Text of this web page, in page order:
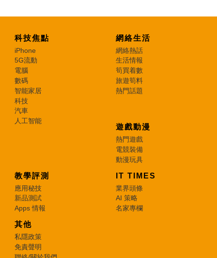
科技焦點
iPhone
5G流動
電腦
數碼
智能家居
科技
汽車
人工智能
網絡生活
網絡熱話
生活情報
筍買着數
旅遊筍料
熱門話題
遊戲動漫
熱門遊戲
電競裝備
動漫玩具
教學評測
應用秘技
新品測試
Apps 情報
IT TIMES
業界頭條
AI 策略
名家專欄
其他
私隱政策
免責聲明